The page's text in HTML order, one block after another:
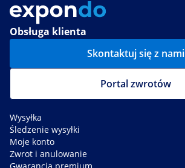
Obsługa klienta
Skontaktuj się z nami
Portal zwrotów
Wysyłka
Śledzenie wysyłki
Moje konto
Zwrot i anulowanie